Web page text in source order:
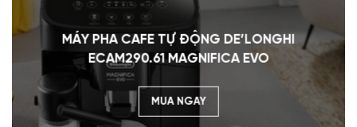
MÁY PHA CAFE TỰ ĐỘNG DE’LONGHI
ECAM290.61 MAGNIFICA EVO
MUA NGAY